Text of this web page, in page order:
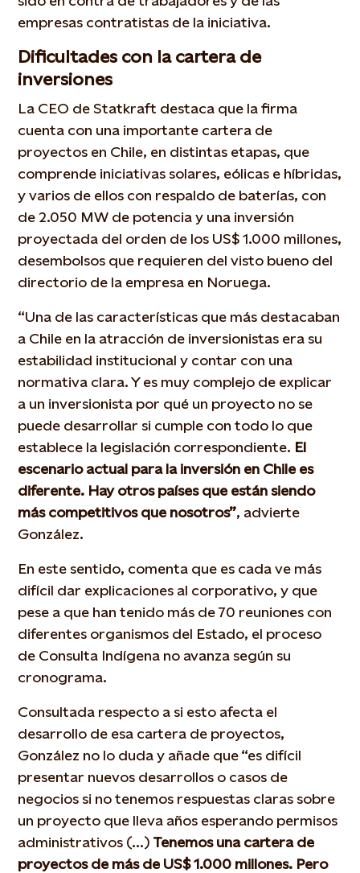
empresas contratistas de la iniciativa.
Dificultades con la cartera de
inversiones
La CEO de Statkraft destaca que la firma
cuenta con una importante cartera de
proyectos en Chile, en distintas etapas, que
comprende iniciativas solares, eólicas e híbridas,
y varios de ellos con respaldo de baterías, con
de 2.050 MW de potencia y una inversión
proyectada del orden de los US$ 1.000 millones,
desembolsos que requieren del visto bueno del
directorio de la empresa en Noruega.
“Una de las características que más destacaban
a Chile en la atracción de inversionistas era su
estabilidad institucional y contar con una
normativa clara. Y es muy complejo de explicar
a un inversionista por qué un proyecto no se
puede desarrollar si cumple con todo lo que
establece la legislación correspondiente. El
escenario actual para la inversión en Chile es
diferente. Hay otros países que están siendo
más competitivos que nosotros”, advierte
González.
En este sentido, comenta que es cada ve más
difícil dar explicaciones al corporativo, y que
pese a que han tenido más de 70 reuniones con
diferentes organismos del Estado, el proceso
de Consulta Indígena no avanza según su
cronograma.
Consultada respecto a si esto afecta el
desarrollo de esa cartera de proyectos,
González no lo duda y añade que “es difícil
presentar nuevos desarrollos o casos de
negocios si no tenemos respuestas claras sobre
un proyecto que lleva años esperando permisos
administrativos (...) Tenemos una cartera de
proyectos de más de US$ 1.000 millones. Pero